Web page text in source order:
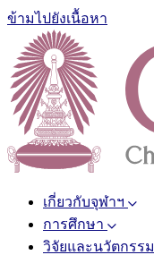
ข้ามไปยังเนื้อหา
เกี่ยวกับจุฬาฯ
การศึกษา
วิจัยและนวัตกรรม